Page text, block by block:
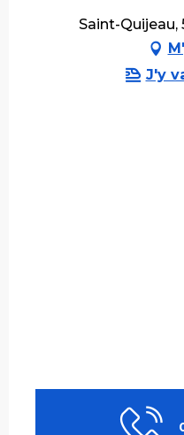
Saint-Quijeau,
J'y